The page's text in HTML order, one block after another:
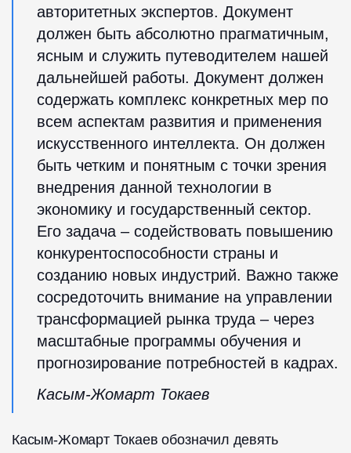
авторитетных экспертов. Документ
должен быть абсолютно прагматичным,
ясным и служить путеводителем нашей
дальнейшей работы. Документ должен
содержать комплекс конкретных мер по
всем аспектам развития и применения
искусственного интеллекта. Он должен
быть четким и понятным с точки зрения
внедрения данной технологии в
экономику и государственный сектор.
Его задача – содействовать повышению
конкурентоспособности страны и
созданию новых индустрий. Важно также
сосредоточить внимание на управлении
трансформацией рынка труда – через
масштабные программы обучения и
прогнозирование потребностей в кадрах.
Касым-Жомарт Токаев
Касым-Жомарт Токаев обозначил девять